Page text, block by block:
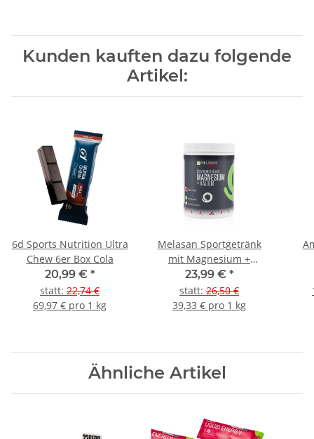
Kunden kauften dazu folgende
Artikel:
6d Sports Nutrition Ultra
Chew 6er Box Cola
20,99 € *
statt: 22,74 €
69,97 € pro 1 kg
Melasan Sportgetränk
mit Magnesium +
Kalium 610g Dose
Zitrone
23,99 € *
statt: 26,50 €
39,33 € pro 1 kg
Ähnliche Artikel